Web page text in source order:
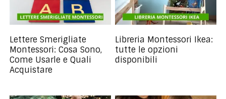
Lettere Smerigliate
Montessori: Cosa Sono,
Come Usarle e Quali
Acquistare
Libreria Montessori Ikea:
tutte le opzioni
disponibili